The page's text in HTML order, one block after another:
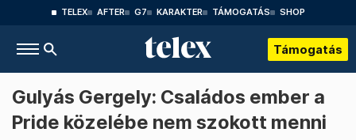
TELEX AFTER G7 KARAKTER TÁMOGATÁS SHOP
Támogatás
Gulyás Gergely: Családos ember a
Pride közelébe nem szokott menni